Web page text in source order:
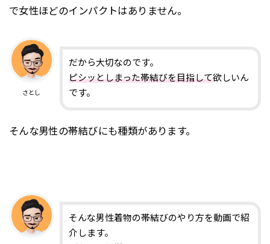
で女性ほどのインパクトはありません。
さとし
だから大切なのです。
ピシッとしまった帯結びを目指して欲しいん
です。
そんな男性の帯結びにも種類があります。
そんな男性着物の帯結びのやり方を動画で紹
介します。